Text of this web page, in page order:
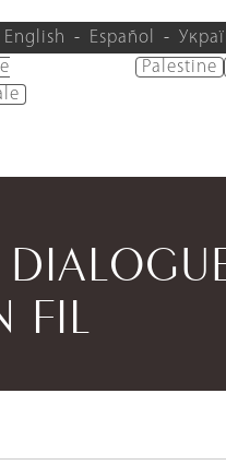
English Español
Palestine
FIL